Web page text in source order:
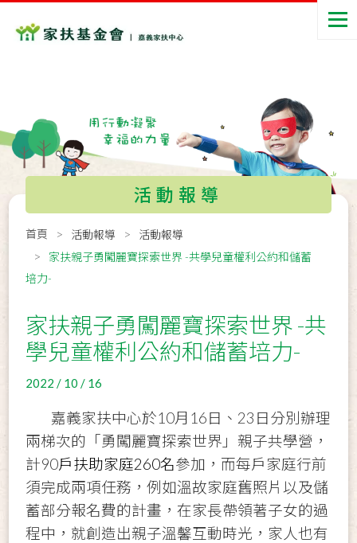
活動報導
首頁 活動報導
活動報導
家扶親子勇闖麗寶探索世界 -共學兒童權利公約和儲蓄
培力-
家扶親子勇闖麗寶探索世界 -共
學兒童權利公約和儲蓄培力-
2022 / 10 / 16
嘉義家扶中心於10月16日、23日分別辦理
兩梯次的「勇闖麗寶探索世界」親子共學營，
計90戶扶助家庭260名參加，而每戶家庭行前
須完成兩項任務，例如溫故家庭舊照片以及儲
蓄部分報名費的計畫，在家長帶領著子女的過
程中，就創造出親子溫馨互動時光，家人也有